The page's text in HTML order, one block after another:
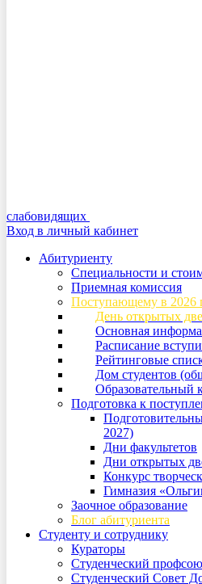
слабовидящих
Вход в личный кабинет
Абитуриенту
Специальности и
Приемная комиссия
Поступающему в 2026
День открытых
Основная
Расписание
Рейтинговые
Дом студентов
Образовательный
Подготовка к
2027)
Дни факультетов
Дни открытых
Конкурс
Гимназия
Заочное образование
Блог абитуриента
Студенту и сотруднику
Кураторы
Студенческий
Студенческий Совет